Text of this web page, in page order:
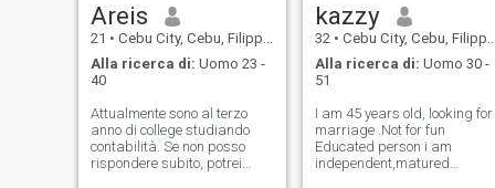
Areis
21 • Cebu City, Cebu, Filippine
Alla ricerca di: Uomo 23 -
40
Attualmente sono al terzo
anno di college studiando
contabilità. Se non posso
rispondere subito, potrei
kazzy
32 • Cebu City, Cebu, Filippine
Alla ricerca di: Uomo 30 -
51
I am 45 years old, looking for
marriage .Not for fun
Educated person i am
independent,matured